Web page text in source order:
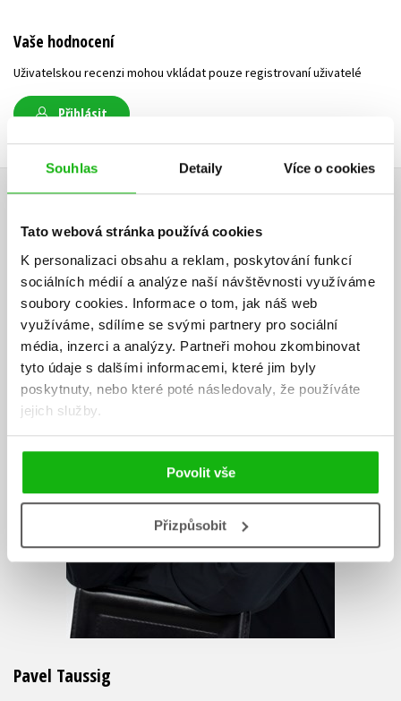
Souhlas Detaily Více o cookies
Tato webová stránka používá cookies
K personalizaci obsahu a reklam, poskytování funkcí
sociálních médií a analýze naší návštěvnosti využíváme
soubory cookies. Informace o tom, jak náš web
využíváme, sdílíme se svými partnery pro sociální
média, inzerci a analýzy. Partneři mohou zkombinovat
tyto údaje s dalšími informacemi, které jim byly
poskytnuty, nebo které poté následovaly, že používáte
jejich služby.
Povolit vše
Přizpůsobit
Vaše hodnocení
Uživatelskou recenzi mohou vkládat pouze registrovaní uživatelé
Přihlásit
AUTOR KNIHY
Pavel Taussig